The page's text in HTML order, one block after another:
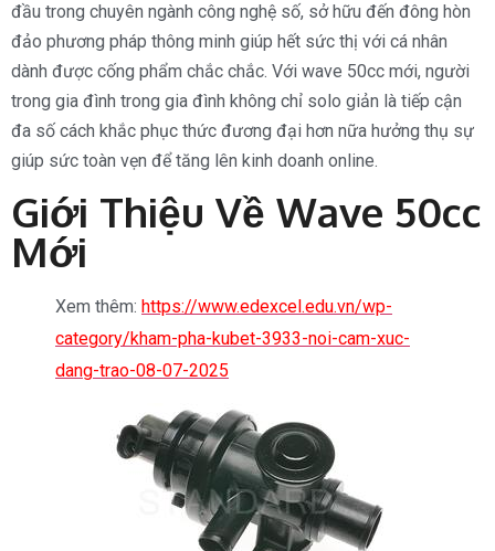
đầu trong chuyên ngành công nghệ số, sở hữu đến đông hòn
đảo phương pháp thông minh giúp hết sức thị với cá nhân
dành được cống phẩm chắc chắc. Với wave 50cc mới, người
trong gia đình trong gia đình không chỉ solo giản là tiếp cận
đa số cách khắc phục thức đương đại hơn nữa hưởng thụ sự
giúp sức toàn vẹn để tăng lên kinh doanh online.
Giới Thiệu Về Wave 50cc
Mới
Xem thêm: https://www.edexcel.edu.vn/wp-
category/kham-pha-kubet-3933-noi-cam-xuc-
dang-trao-08-07-2025